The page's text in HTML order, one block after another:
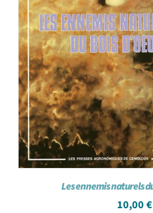
Les ennemis naturels
10,00 €